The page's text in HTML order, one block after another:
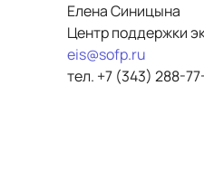
ЕленаСиницына
Центр поддержки
eis@sofp.ru
тел. +7 (343) 288-